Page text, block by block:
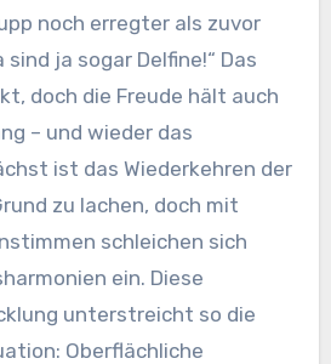
noch erregter als zuvor
sind ja sogar Delfine!“ Das
doch die Freude hält auch
– und wieder das
ist das Wiederkehren der
zu lachen, doch mit
schleichen sich
ein. Diese
unterstreicht so die
Oberflächliche